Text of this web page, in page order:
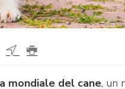
mondiale del cane, un